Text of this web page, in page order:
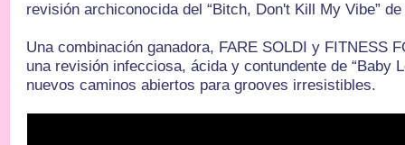
revisión archiconocida del “Bitch, Don't Kill My Vibe”
Una combinación ganadora, FARE SOLDI y FITNESS
una revisión infecciosa, ácida y contundente de “Baby
nuevos caminos abiertos para grooves irresistibles.